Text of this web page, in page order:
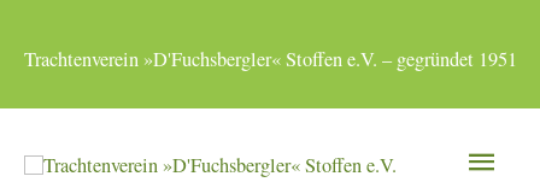
InhaltTrachtenverein »D'Fuchsbergler« Stoffen e.V. – gegründet 1951